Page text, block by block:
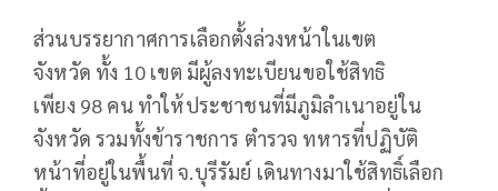
ส่วนบรรยากาศการเลือกตั้งล่วงหน้าในเขต
จังหวัด ทั้ง 10 เขต มีผู้ลงทะเบียนขอใช้สิทธิ
เพียง 98 คน ทำให้ประชาชนที่มีภูมิลำเนาอยู่ใน
จังหวัด รวมทั้งข้าราชการ ตำรวจ ทหารที่ปฏิบัติ
หน้าที่อยู่ในพื้นที่ จ.บุรีรัมย์ เดินทางมาใช้สิทธิ์เลือก